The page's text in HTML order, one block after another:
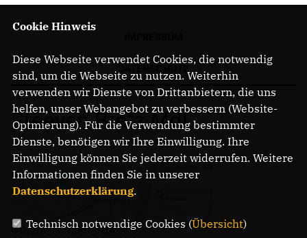
Steeven Bretz MdL
Gregor-Mendel-Straße 3
Cookie Hinweis
Diese Webseite verwendet Cookies, die notwendig
sind, um die Webseite zu nutzen. Weiterhin
verwenden wir Dienste von Drittanbietern, die uns
helfen, unser Webangebot zu verbessern (Website-
Optmierung). Für die Verwendung bestimmter
Dienste, benötigen wir Ihre Einwilligung. Ihre
Einwilligung können Sie jederzeit widerrufen. Weitere
Informationen finden Sie in unserer
Datenschutzerklärung.
Technisch notwendige Cookies (Übersicht)